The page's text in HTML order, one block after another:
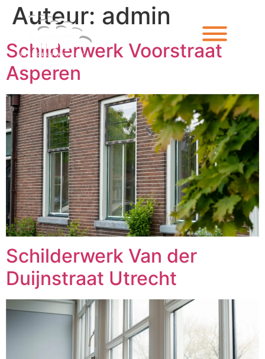
Auteur: admin
Schilderwerk Voorstraat
Asperen
Schilderwerk Van der
Duijnstraat Utrecht